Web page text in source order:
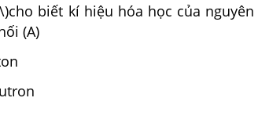
biết kí hiệu hóa học của nguyên
(A)